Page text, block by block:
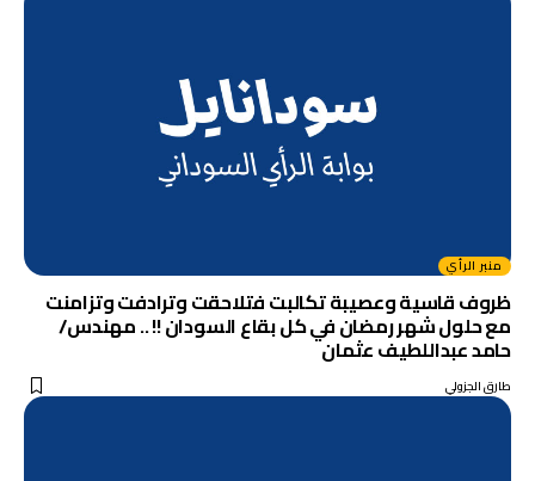
منبر الرأي
ظروف قاسية وعصيبة تكالبت فتلاحقت وترادفت وتزامنت
مع حلول شهر رمضان في كل بقاع السودان !! .. مهندس/
حامد عبداللطيف عثمان
طارق الجزولي